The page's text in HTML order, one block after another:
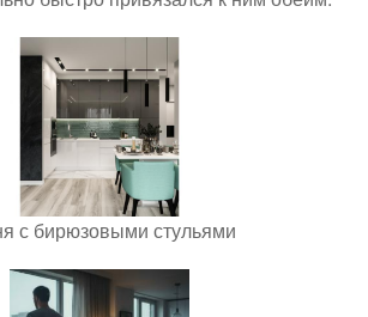
с бирюзовыми стульями